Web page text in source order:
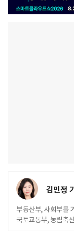
김민정
부동산부, 사회부를
국토교통부, 농림축